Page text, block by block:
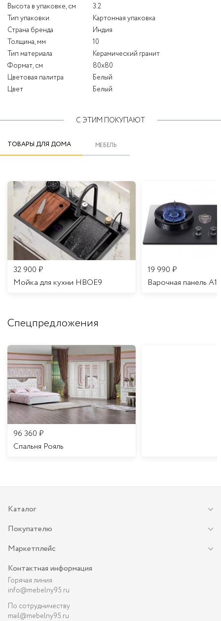
Высота в упаковке, см
3.2
Тип упаковки
Картонная упаковка
Страна бренда
Индия
Толщина, мм
10
Тип материала
Керамический гранит
Формат, см
80x80
Цветовая палитра
Белый
Цвет
Белый
С ЭТИМ ПОКУПАЮТ
ТОВАРЫ ДЛЯ ДОМА МЕБЕЛЬ
32 900 ₽
Мойка для кухни HBOE9
19 990 ₽
Варочная панель A16
Спецпредложения
96 360 ₽
Спальня Рояль
Каталог
Покупателю
Маркетплейс
Контактная информация
Горячая линия
info@mebelny95.ru
По сотрудничеству
mail@mebelny95.ru